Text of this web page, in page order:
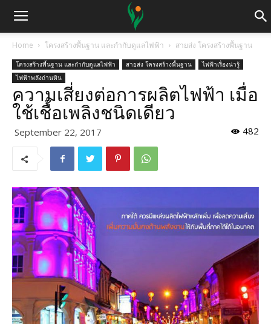
Home โครงสร้างพื้นฐาน และกำกับดูแลไฟฟ้า สายส่ง โครงสร้างพื้นฐาน
โครงสร้างพื้นฐาน และกำกับดูแลไฟฟ้า สายส่ง โครงสร้างพื้นฐาน
ไฟฟ้าเรื่องน่ารู้
ไฟฟ้าพลังถ่านหิน
ความเสี่ยงต่อการผลิตไฟฟ้า เมื่อ
ใช้เชื้อเพลิงชนิดเดียว
September 22, 2017 482